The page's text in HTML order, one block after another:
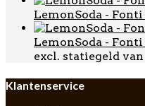
LemonSoda -
LemonSoda - Fonti
excl. statiegeld van
Klantenservice